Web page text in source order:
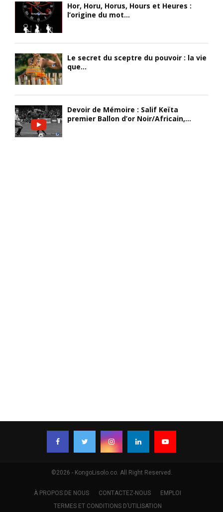
Hor, Horu, Horus, Hours et Heures :
l’origine du mot...
Le secret du sceptre du pouvoir : la vie
que...
Devoir de Mémoire : Salif Keïta
premier Ballon d’or Noir/Africain,...
©2026 - KongoLisolo.co. All Right Reserved.
À PROPOS DE NOUS CONTACTEZ-NOUS
EMPLOI
TERMES ET CONDITIONS D’UTILISATION